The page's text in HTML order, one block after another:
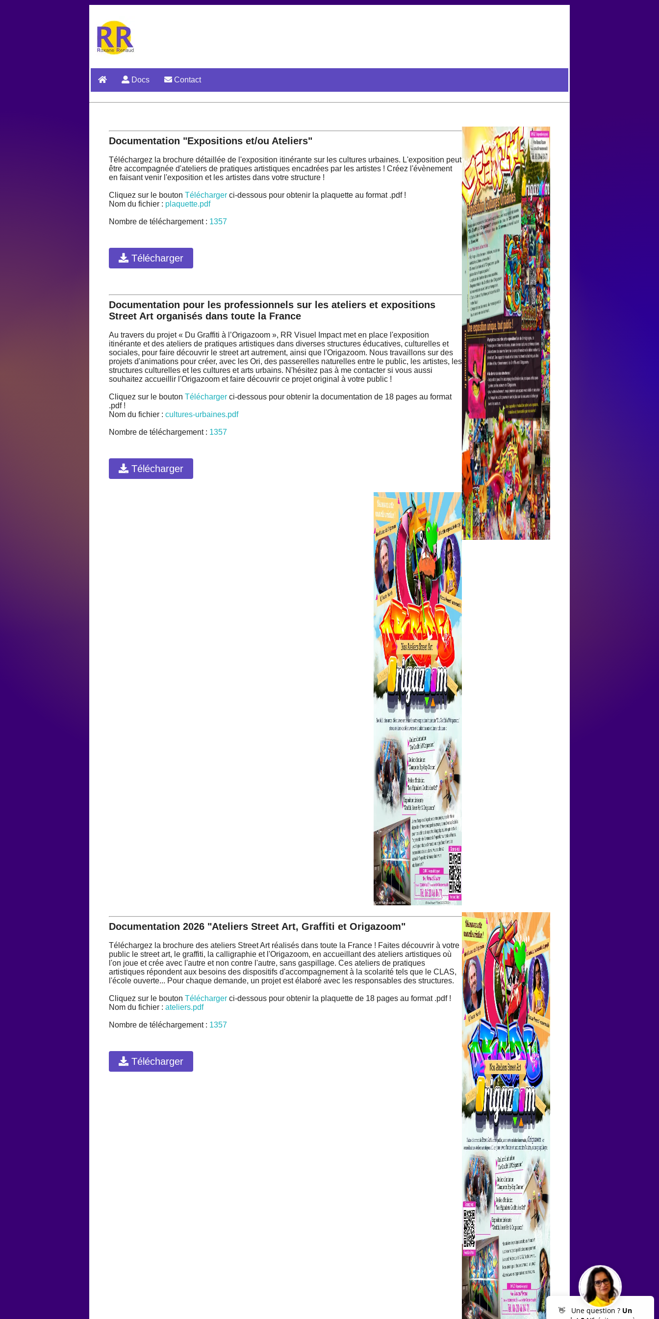
Docs Contact
Documentation "Expositions et/ou Ateliers"
Téléchargez la brochure détaillée de l'exposition itinérante sur les cultures urbaines. L'exposition peut
être accompagnée d'ateliers de pratiques artistiques encadrées par les artistes ! Créez l'évènement
en faisant venir l'exposition et les artistes dans votre structure !
Cliquez sur le bouton Télécharger ci-dessous pour obtenir la plaquette au format .pdf !
Nom du fichier : plaquette.pdf
Nombre de téléchargement : 1357
Télécharger
Documentation pour les professionnels sur les ateliers et expositions
Street Art organisés dans toute la France
Au travers du projet « Du Graffiti à l’Origazoom », RR Visuel Impact met en place l'exposition
itinérante et des ateliers de pratiques artistiques dans diverses structures éducatives, culturelles et
sociales, pour faire découvrir le street art autrement, ainsi que l'Origazoom. Nous travaillons sur des
projets d'animations pour créer, avec les Ori, des passerelles naturelles entre le public, les artistes, les
structures culturelles et les cultures et arts urbains. N'hésitez pas à me contacter si vous aussi
souhaitez accueillir l'Origazoom et faire découvrir ce projet original à votre public !
Cliquez sur le bouton Télécharger ci-dessous pour obtenir la documentation de 18 pages au format
.pdf !
Nom du fichier : cultures-urbaines.pdf
Nombre de téléchargement : 1357
Télécharger
Documentation 2026 "Ateliers Street Art, Graffiti et Origazoom"
Téléchargez la brochure des ateliers Street Art réalisés dans toute la France ! Faites découvrir à votre
public le street art, le graffiti, la calligraphie et l'Origazoom, en accueillant des ateliers artistiques où
l'on joue et crée avec l'autre et non contre l'autre, sans gaspillage. Ces ateliers de pratiques
artistiques répondent aux besoins des dispositifs d'accompagnement à la scolarité tels que le CLAS,
l'école ouverte... Pour chaque demande, un projet est élaboré avec les responsables des structures.
Cliquez sur le bouton Télécharger ci-dessous pour obtenir la plaquette de 18 pages au format .pdf !
Nom du fichier : ateliers.pdf
Nombre de téléchargement : 1357
Télécharger
👋 Une question ? Un